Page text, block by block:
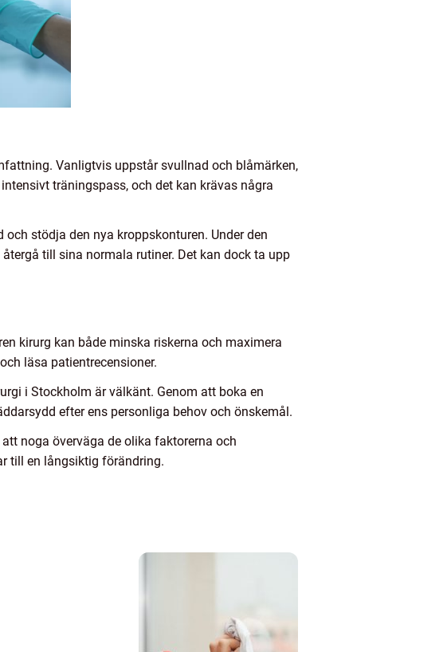
Vanligtvis uppstår svullnad och blåmärken,
träningspass, och det kan krävas några
stödja den nya kroppskonturen. Under den
till sina normala rutiner. Det kan dock ta upp
kirurg kan både minska riskerna och maximera
läsa patientrecensioner.
i Stockholm är välkänt. Genom att boka en
efter ens personliga behov och önskemål.
noga överväga de olika faktorerna och
till en långsiktig förändring.